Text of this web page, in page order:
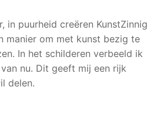
in puurheid creëren KunstZinnig
manier om met kunst bezig te
In het schilderen verbeeld ik
van nu. Dit geeft mij een rijk
delen.